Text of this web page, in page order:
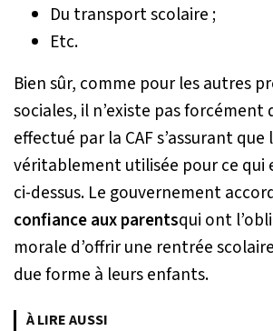
Du transport scolaire ;
Etc.
Bien sûr, comme pour les autres
sociales, il n’existe pas
effectué par la CAF s’assurant
véritablement utilisée pour ce qui
ci-dessus. Le gouvernement
confiance aux parentsqui ont
morale d’offrir une rentrée
due forme à leurs enfants.
À LIRE AUSSI